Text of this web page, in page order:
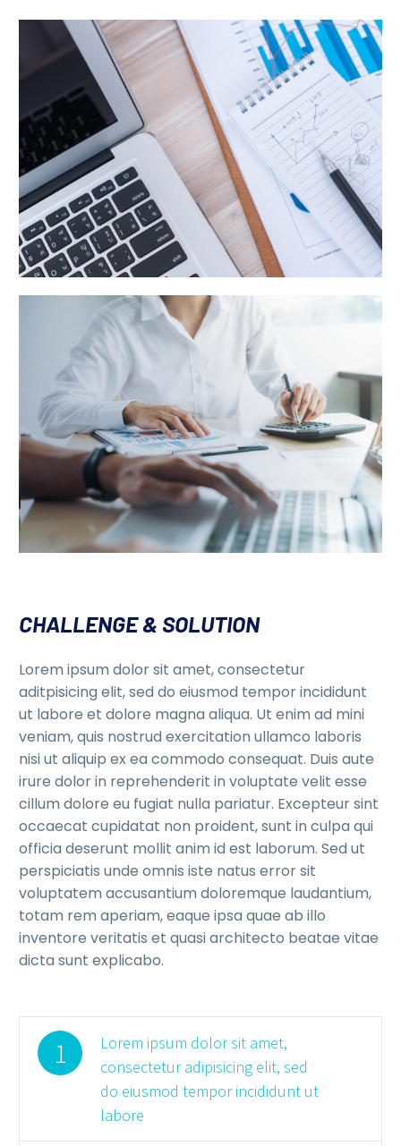
CHALLENGE & SOLUTION
Lorem ipsum dolor sit amet, consectetur
aditpisicing elit, sed do eiusmod tempor incididunt
ut labore et dolore magna aliqua. Ut enim ad mini
veniam, quis nostrud exercitation ullamco laboris
nisi ut aliquip ex ea commodo consequat. Duis aute
irure dolor in reprehenderit in voluptate velit esse
cillum dolore eu fugiat nulla pariatur. Excepteur sint
occaecat cupidatat non proident, sunt in culpa qui
officia deserunt mollit anim id est laborum. Sed ut
perspiciatis unde omnis iste natus error sit
voluptatem accusantium doloremque laudantium,
totam rem aperiam, eaque ipsa quae ab illo
inventore veritatis et quasi architecto beatae vitae
dicta sunt explicabo.
1
Lorem ipsum dolor sit amet,
consectetur adipisicing elit, sed
do eiusmod tempor incididunt ut
labore